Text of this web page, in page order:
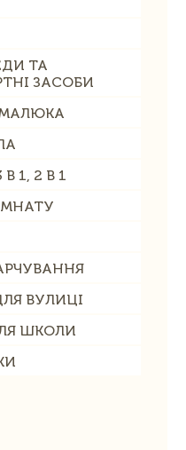
ТА
ЗАСОБИ
1, 2 В 1
ВУЛИЦІ
ШКОЛИ